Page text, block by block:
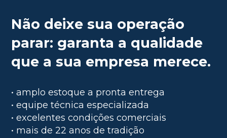
Não deixe sua operação
parar: garanta a qualidade
que a sua empresa merece.
• amplo estoque a pronta entrega
• equipe técnica especializada
• excelentes condições comerciais
• mais de 22 anos de tradição